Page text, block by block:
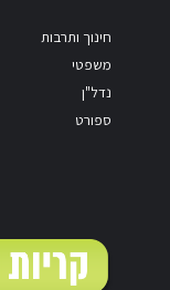
חינוך ותרבות
משפטי
נדל"ן
ספורט